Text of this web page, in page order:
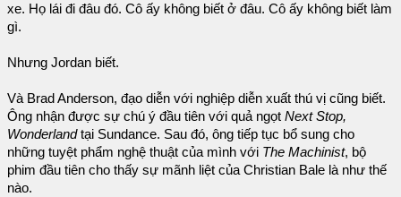
xe. Họ lái đi đâu đó. Cô ấy không biết ở đâu. Cô ấy không biết làm
gì.
Nhưng Jordan biết.
Và Brad Anderson, đạo diễn với nghiệp diễn xuất thú vị cũng biết.
Ông nhận được sự chú ý đầu tiên với quả ngọt Next Stop,
Wonderlandtại Sundance. Sau đó, ông tiếp tục bổ sung cho
những tuyệt phẩm nghệ thuật của mình với The Machinist, bộ
phim đầu tiên cho thấy sự mãnh liệt của Christian Bale là như thế
nào.